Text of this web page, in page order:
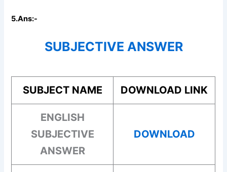
5.Ans:-
SUBJECTIVE ANSWER
SUBJECT NAME DOWNLOAD LINK
ENGLISH
SUBJECTIVE
ANSWER
DOWNLOAD